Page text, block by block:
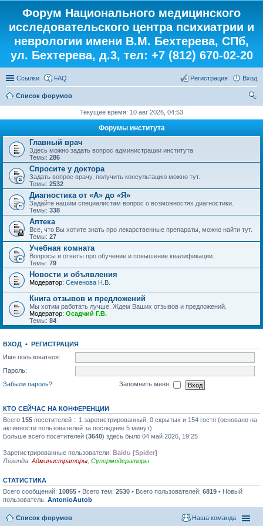
Форум Национального медицинского
исследовательского центра психиатрии и
неврологии имени В.М. Бехтерева, СПб,
ул. Бехтерева, д.3, тел: +7 (812) 670-02-20
Ссылки FAQ Вход
Регистрация
Список форумов
Текущее время: 10 авг 2026, 04:53
Форумы института
Главный врач
Здесь можно задать вопрос администрации института
Темы: 286
Спросите у доктора
Задать вопрос врачу, получить консультацию можно тут.
Темы: 2532
Диагностика от «А» до «Я»
Задайте нашим специалистам вопрос о возможностях диагностики.
Темы: 338
Аптека
Все, что Вы хотите знать про лекарственные препараты, можно найти тут.
Темы: 27
Учебная комната
Вопросы и ответы про обучение и повышение квалификации.
Темы: 79
Новости и объявления
Модератор: Семенова Н.В.
Книга отзывов и предложений
Мы хотим работать лучше. Ждем Ваших отзывов и предложений.
Модератор: Осадчий Г.В.
Темы: 84
ВХОД • РЕГИСТРАЦИЯ
Имя пользователя:
Пароль:
Забыли пароль?
Запомнить меня
КТО СЕЙЧАС НА КОНФЕРЕНЦИИ
Всего 155 посетителей :: 1 зарегистрированный, 0 скрытых и 154 гостя (основано на
активности пользователей за последние 5 минут)
Больше всего посетителей (3640) здесь было 04 май 2026, 19:25
Зарегистрированные пользователи: Baidu [Spider]
Легенда: Администраторы Супермодераторы
СТАТИСТИКА
Всего сообщений: 10855 • Всего тем: 2530 • Всего пользователей: 6819 • Новый
пользователь: AntonioAutob
Список форумов Наша команда